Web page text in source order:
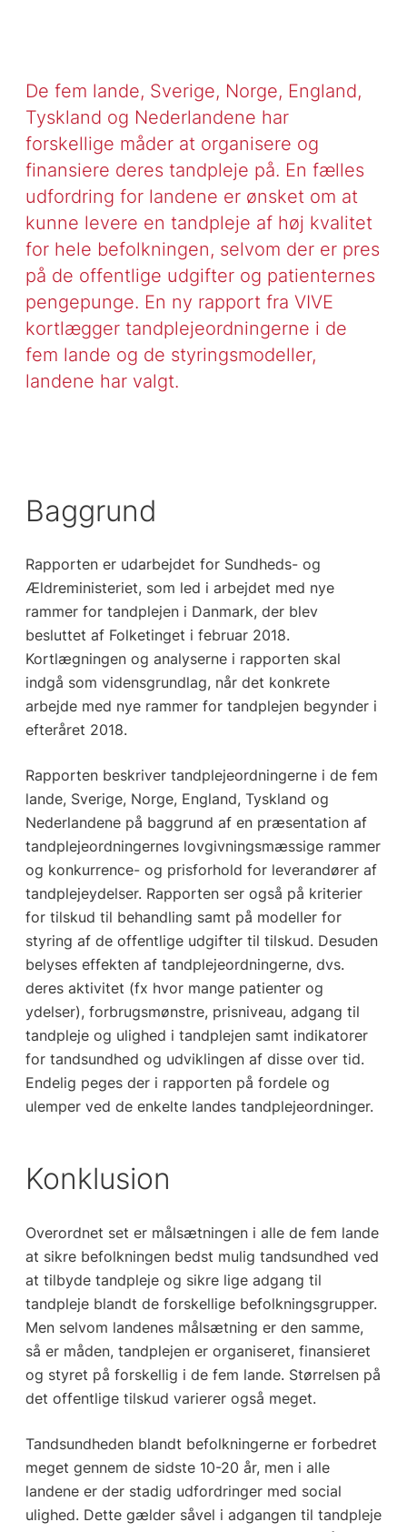
De fem lande, Sverige, Norge, England,
Tyskland og Nederlandene har
forskellige måder at organisere og
finansiere deres tandpleje på. En fælles
udfordring for landene er ønsket om at
kunne levere en tandpleje af høj kvalitet
for hele befolkningen, selvom der er pres
på de offentlige udgifter og patienternes
pengepunge. En ny rapport fra VIVE
kortlægger tandplejeordningerne i de
fem lande og de styringsmodeller,
landene har valgt.
Baggrund
Rapporten er udarbejdet for Sundheds- og
Ældreministeriet, som led i arbejdet med nye
rammer for tandplejen i Danmark, der blev
besluttet af Folketinget i februar 2018.
Kortlægningen og analyserne i rapporten skal
indgå som vidensgrundlag, når det konkrete
arbejde med nye rammer for tandplejen begynder i
efteråret 2018.
Rapporten beskriver tandplejeordningerne i de fem
lande, Sverige, Norge, England, Tyskland og
Nederlandene på baggrund af en præsentation af
tandplejeordningernes lovgivningsmæssige rammer
og konkurrence- og prisforhold for leverandører af
tandplejeydelser. Rapporten ser også på kriterier
for tilskud til behandling samt på modeller for
styring af de offentlige udgifter til tilskud. Desuden
belyses effekten af tandplejeordningerne, dvs.
deres aktivitet (fx hvor mange patienter og
ydelser), forbrugsmønstre, prisniveau, adgang til
tandpleje og ulighed i tandplejen samt indikatorer
for tandsundhed og udviklingen af disse over tid.
Endelig peges der i rapporten på fordele og
ulemper ved de enkelte landes tandplejeordninger.
Konklusion
Overordnet set er målsætningen i alle de fem lande
at sikre befolkningen bedst mulig tandsundhed ved
at tilbyde tandpleje og sikre lige adgang til
tandpleje blandt de forskellige befolkningsgrupper.
Men selvom landenes målsætning er den samme,
så er måden, tandplejen er organiseret, finansieret
og styret på forskellig i de fem lande. Størrelsen på
det offentlige tilskud varierer også meget.
Tandsundheden blandt befolkningerne er forbedret
meget gennem de sidste 10-20 år, men i alle
landene er der stadig udfordringer med social
ulighed. Dette gælder såvel i adgangen til tandpleje